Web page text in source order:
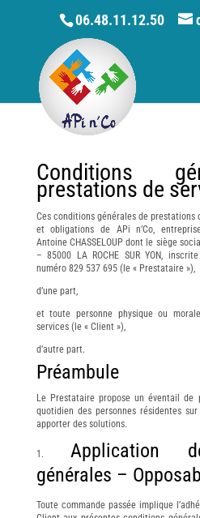
06.48.11.12.50
Conditions
prestations de
Ces conditions générales de
et obligations de APi n’Co,
Antoine CHASSELOUP dont le siège
– 85000 LA ROCHE SUR YON,
numéro 829 537 695 (le « Prestataire »),
d’une part,
et toute personne physique ou
services (le « Client »),
d’autre part.
Préambule
Le Prestataire propose un éventail
quotidien des personnes résidentes
apporter des solutions.
Application
générales –
Toute commande passée implique